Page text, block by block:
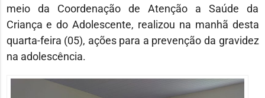
meio da Coordenação de Atenção a Saúde da
Criança e do Adolescente, realizou na manhã desta
quarta-feira (05), ações para a prevenção da gravidez
na adolescência.